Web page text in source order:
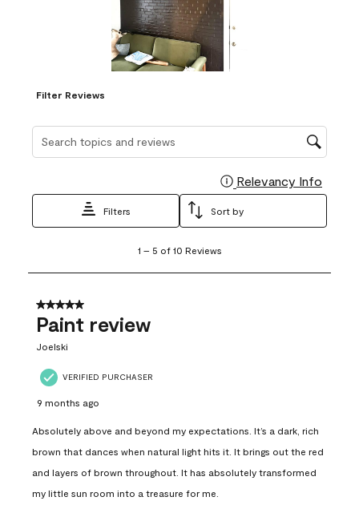
Filter Reviews
Relevancy Info
Filters Sort by
5
10
Reviews
1 – 5 of 10 Reviews
5 out of 5 stars.
Paint review
Joelski
VERIFIED PURCHASER
9 months ago
Absolutely above and beyond my expectations. It’s a dark, rich
brown that dances when natural light hits it. It brings out the red
and layers of brown throughout. It has absolutely transformed
my little sun room into a treasure for me.